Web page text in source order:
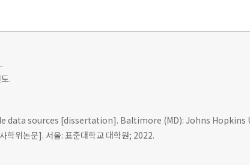
.
data sources [dissertation]. Baltimore (MD): Johns Hopkins
학위논문]. 서울: 표준대학교 대학원; 2022.